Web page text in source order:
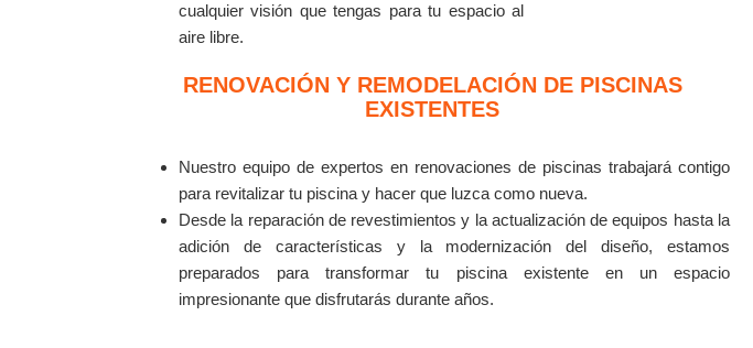
cualquier visión que tengas para tu espacio al
aire libre.
RENOVACIÓN Y REMODELACIÓN DE PISCINAS
EXISTENTES
Nuestro equipo de expertos en renovaciones de piscinas trabajará contigo
para revitalizar tu piscina y hacer que luzca como nueva.
Desde la reparación de revestimientos y la actualización de equipos hasta la
adición de características y la modernización del diseño, estamos
preparados para transformar tu piscina existente en un espacio
impresionante que disfrutarás durante años.